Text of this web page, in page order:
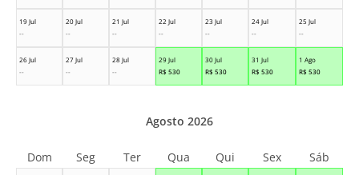
19 Jul
--
20 Jul
--
21 Jul
--
22 Jul
--
23 Jul
--
24 Jul
--
25 Jul
--
26 Jul
--
27 Jul
--
28 Jul
--
29 Jul
R$ 530
30 Jul
R$ 530
31 Jul
R$ 530
1 Ago
R$ 530
Agosto 2026
Dom Seg Ter Qua Qui Sex Sáb